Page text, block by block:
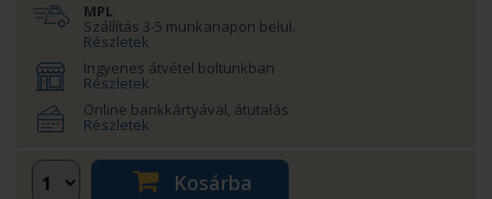
MPL
Szállítás 3-5 munkanapon belül.
Részletek
Ingyenes átvétel boltunkban
Részletek
Online bankkártyával, átutalás
Részletek
Kosárba